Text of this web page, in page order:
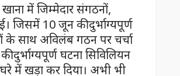
में जिम्मेदार संगठनों,
10 जून की दुर्भाग्यपूर्ण
के साथ अविलंब गठन पर चर्चा
घटना सिविलियन
में खड़ा कर दिया। अभी भी